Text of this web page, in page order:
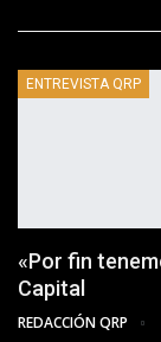
ENTREVISTA QRP
«Por fin
Capital
REDACCIÓN QRP